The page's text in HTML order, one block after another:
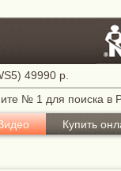
49990 р.
№ 1 для поиска в
Купить